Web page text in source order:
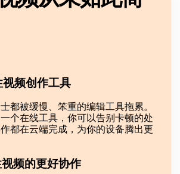
频创作工具
都被缓慢、笨重的编辑工具拖累。
个在线工具，你可以告别卡顿的处
都在云端完成，为你的设备腾出更
频的更好协作